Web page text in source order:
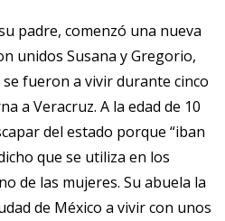
padre, comenzó una nueva
unidos Susana y Gregorio,
fueron a vivir durante cinco
a Veracruz. A la edad de 10
del estado porque “iban
que se utiliza en los
de las mujeres. Su abuela la
de México a vivir con unos